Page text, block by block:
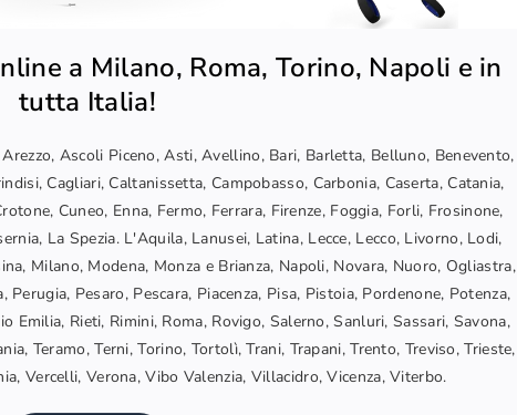
a Milano, Roma, Torino, Napoli e in
tutta Italia!
Ascoli Piceno, Asti, Avellino, Bari, Barletta, Belluno, Benevento,
Cagliari, Caltanissetta, Campobasso, Carbonia, Caserta, Catania,
Cuneo, Enna, Fermo, Ferrara, Firenze, Foggia, Forli, Frosinone,
La Spezia. L'Aquila, Lanusei, Latina, Lecce, Lecco, Livorno, Lodi,
Milano, Modena, Monza e Brianza, Napoli, Novara, Nuoro, Ogliastra,
Pesaro, Pescara, Piacenza, Pisa, Pistoia, Pordenone, Potenza,
Emilia, Rieti, Rimini, Roma, Rovigo, Salerno, Sanluri, Sassari, Savona,
Teramo, Terni, Torino, Tortolì, Trani, Trapani, Trento, Treviso, Trieste,
Vercelli, Verona, Vibo Valenzia, Villacidro, Vicenza, Viterbo.